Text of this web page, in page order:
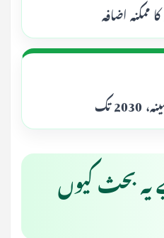
ممکنہ اضافہ
یہ بحث کیوں